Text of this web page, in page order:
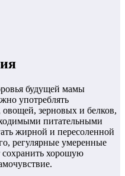
будущей мамы
употреблять
овощей, зерновых и белков,
питательными
жирной и пересоленной
регулярные умеренные
хорошую